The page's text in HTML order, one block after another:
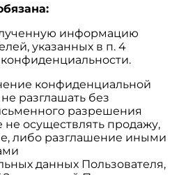
информацию
указанных в п. 4
конфиденциальной
разглашать без
разрешения
не осуществлять продажу,
либо разглашение иными
данных Пользователя,